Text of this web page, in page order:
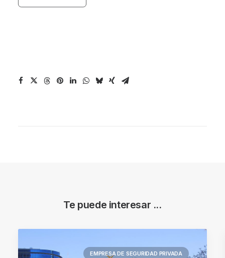
Te puede interesar ...
EMPRESA DE SEGURIDAD PRIVADA